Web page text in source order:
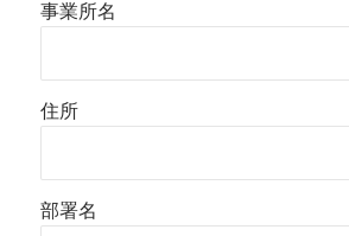
事業所名
住所
部署名